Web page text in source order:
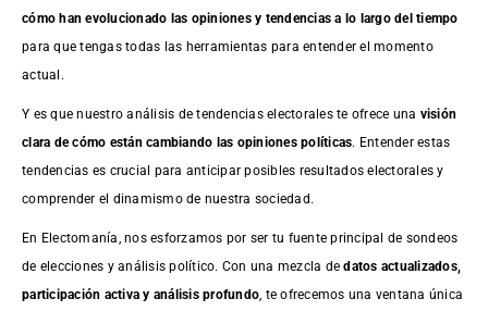
cómo han evolucionado las opiniones y tendencias a lo largo del tiempo
para que tengas todas las herramientas para entender el momento
actual.
Y es que nuestro análisis de tendencias electorales te ofrece una visión
clara de cómo están cambiando las opiniones políticas. Entender estas
tendencias es crucial para anticipar posibles resultados electorales y
comprender el dinamismo de nuestra sociedad.
En Electomanía, nos esforzamos por ser tu fuente principal de sondeos
de elecciones y análisis político. Con una mezcla dedatos actualizados,
participación activa y análisis profundo , te ofrecemos una ventana única